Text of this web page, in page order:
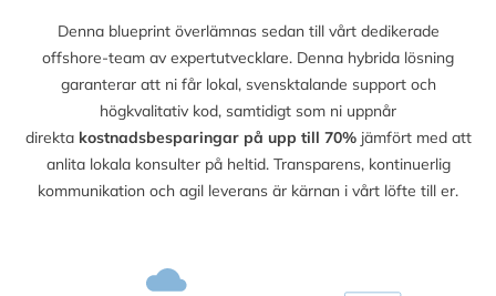
Denna blueprint överlämnas sedan till vårt dedikerade
offshore-team av expertutvecklare. Denna hybrida lösning
garanterar att ni får lokal, svensktalande support och
högkvalitativ kod, samtidigt som ni uppnår
direkta kostnadsbesparingar på upp till 70%jämfört med att
anlita lokala konsulter på heltid. Transparens, kontinuerlig
kommunikation och agil leverans är kärnan i vårt löfte till er.